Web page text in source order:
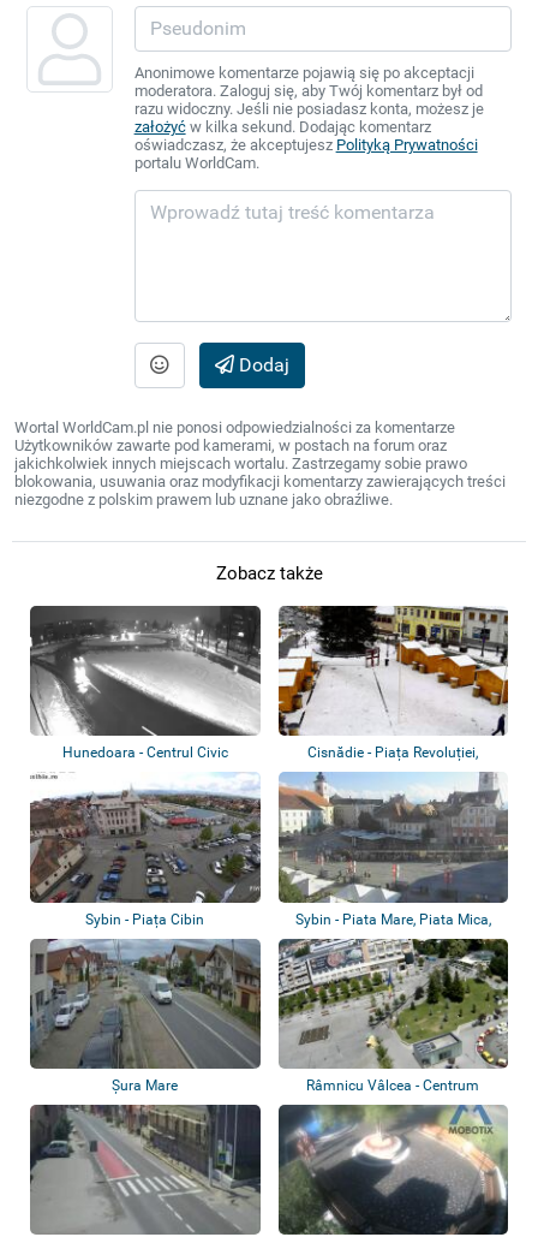
Anonimowe komentarze pojawią się po akceptacji
moderatora. Zaloguj się, aby Twój komentarz był od
razu widoczny. Jeśli nie posiadasz konta, możesz je
założyćw kilka sekund. Dodając komentarz
oświadczasz, że akceptujesz Polityką Prywatności
portalu WorldCam.
Dodaj
Wortal WorldCam.pl nie ponosi odpowiedzialności za komentarze
Użytkowników zawarte pod kamerami, w postach na forum oraz
jakichkolwiek innych miejscach wortalu. Zastrzegamy sobie prawo
blokowania, usuwania oraz modyfikacji komentarzy zawierających treści
niezgodne z polskim prawem lub uznane jako obraźliwe.
Zobacz także
Hunedoara - Centrul Civic
Cisnădie - Piața Revoluției,
Lodowisko
Sybin - Piața Cibin
Sybin - Piata Mare, Piata Mica,
Piata Un...
Șura Mare
Râmnicu Vâlcea - Centrum
miasta